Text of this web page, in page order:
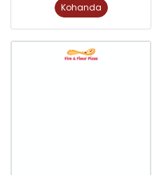
Kohanda